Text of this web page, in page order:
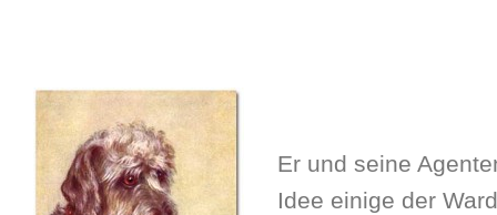
Er und seine
Idee einige der